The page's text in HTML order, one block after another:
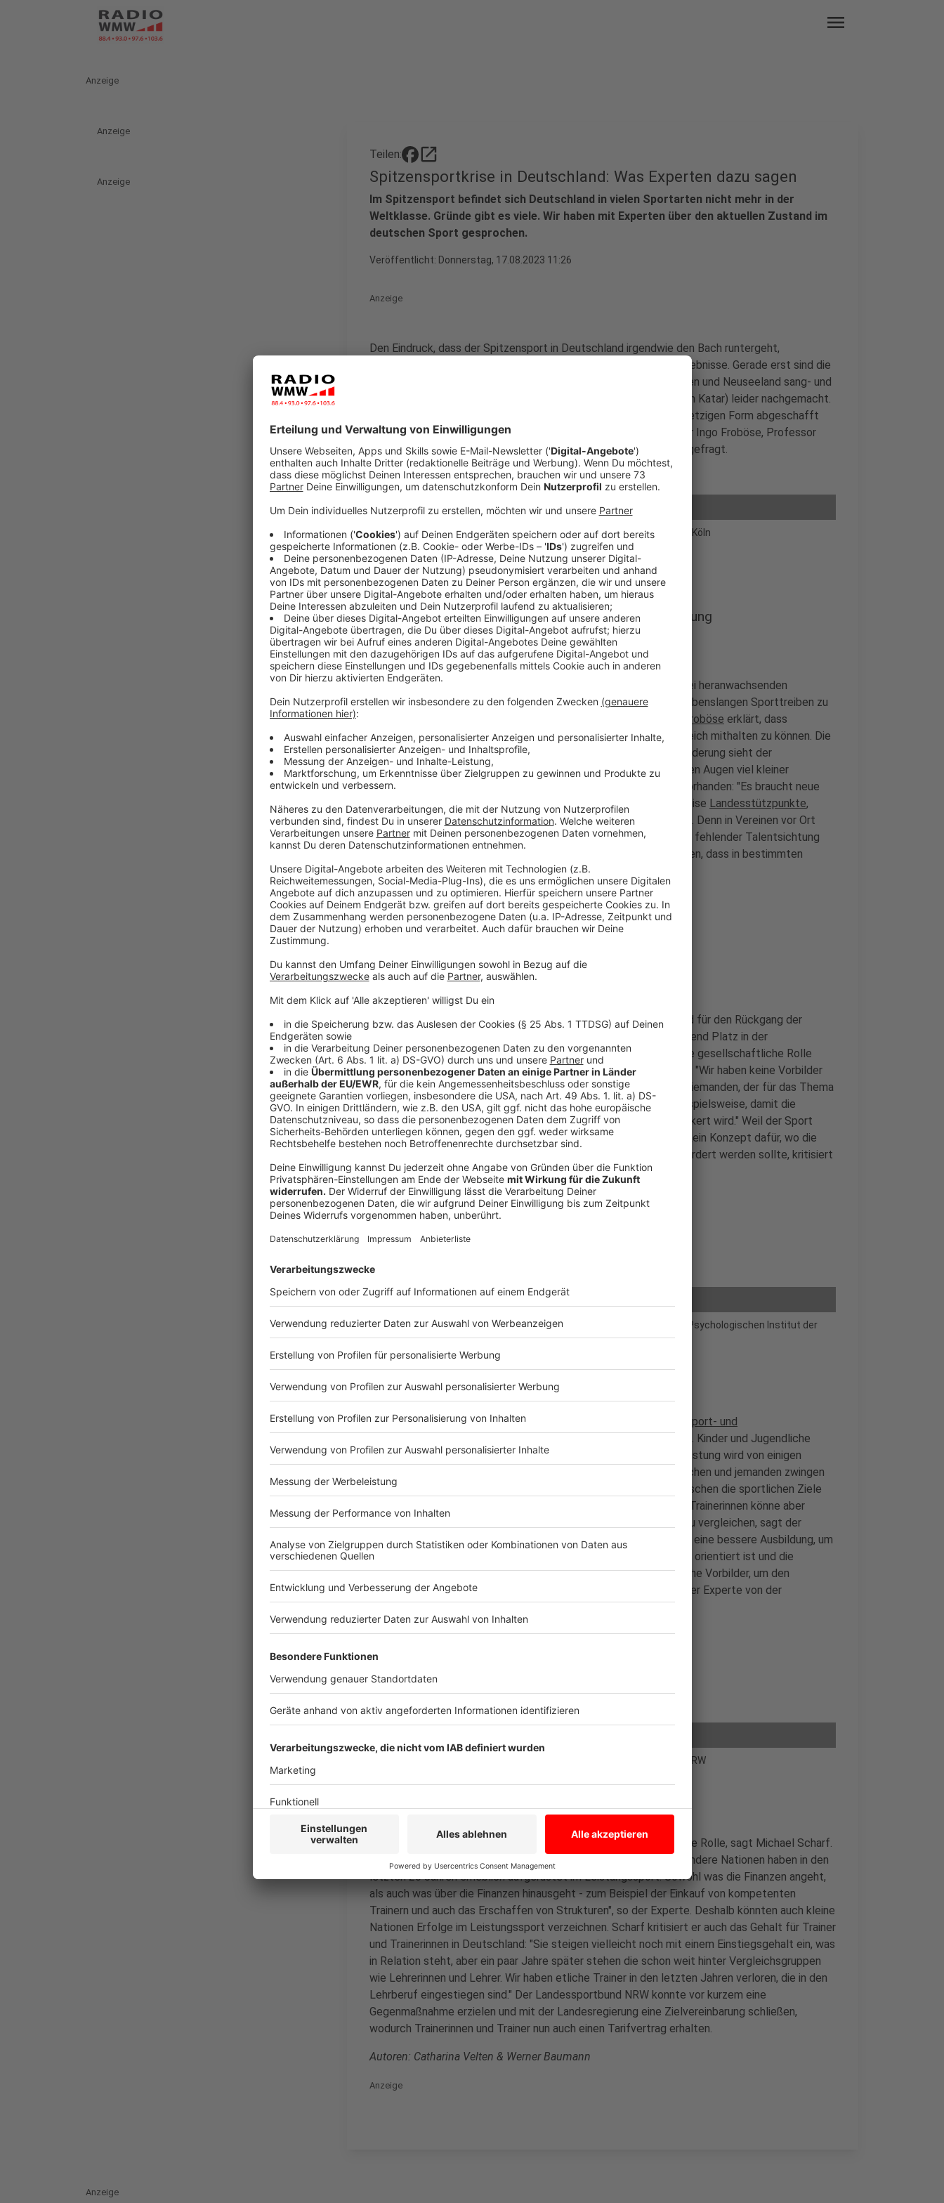
menu
Anzeige
Anzeige
Anzeige
Teilen: open_in_new
Spitzensportkrise in Deutschland: Was Experten dazu sagen
Im Spitzensport befindet sich Deutschland in vielen Sportarten nicht mehr in der
Weltklasse. Gründe gibt es viele. Wir haben mit Experten über den aktuellen Zustand im
deutschen Sport gesprochen.
Veröffentlicht: Donnerstag, 17.08.2023 11:26
Anzeige
Den Eindruck, dass der Spitzensport in Deutschland irgendwie den Bach runtergeht,
bekommen wir nicht weg. Es fehlen die Ergebnisse und Erfolgserlebnisse. Gerade erst sind die
deutschen Fussball-Frauen bei der Weltmeisterschaft in Australien und Neuseeland sang- und
klanglos ausgeschieden und haben es den Männern (WM in 2022 in Katar) leider nachgemacht.
An den Schulen - so hört man - sollen Bundesjugendspiele in der jetzigen Form abgeschafft
werden. Gibt es da einen größeren Zusammenhang? Das haben wir Ingo Froböse, Professor
und Sportmediziner an der Sporthochschule Köln - exemplarisch gefragt.
Anzeige
©Sebastian Bahr
Ingo Froböse, Professor und Sportmediziner an der Sporthochschule Köln
Anzeige
Ingo Froböse kritisiert die deutsche Nachwuchsförderung
Anzeige
Im Breitensport beobachtet Froböse, dass in "vielen Bereichen bei heranwachsenden
Menschen die Leistung herausgenommen wird, um sie zu einem lebenslangen Sporttreiben zu
Froböse erklärt, dass
Deutschland kaum noch Talente hervorbringe, um im Ländervergleich mithalten zu können. Die
Entwicklung der vergangenen Jahre im Bereich der Nachwuchsförderung sieht der
Sportwissenschaftler äußerst kritisch. Das Fundament sei in seinen Augen viel kleiner
geworden - oder noch dramatischer ausgerückt: gar nicht mehr vorhanden: "Es braucht neue
Strukturen. Durch die Zentralisierung, damit meine ich beispielsweise Landesstützpunkte,
wurde den Vereinen viel genommen. Das halte ich für völlig falsch. Denn in Vereinen vor Ort
weiß man, wie ein Athlet lebt und gefördert werden muss." Neben fehlender Talentsichtung
würden auch geschlossene Schwimmbäder oder Hallen dazu führen, dass in bestimmten
Sportarten kaum Nachwuchs vorhanden sei.
Anzeige
Anzeige
Sportexperte Froböse sieht noch einen weiteren möglichen Grund für den Rückgang der
sportlichen Erfolge: Sport bekomme generell nicht mehr ausreichend Platz in der
Öffentlichkeit und in derPolitik. Sport müsse wieder eine zentrale gesellschaftliche Rolle
spielen, wünscht sich der Professor an der Sporthochschule Köln: "Wir haben keine Vorbilder
mehr, wir haben keine Testimonials mehr. Wir haben in der Politik niemanden, der für das Thema
Sport steht. Deswegen wünsche ich mir ein Sportministerium beispielsweise, damit die
Bedeutung des Sports klar und deutlich in der Gesellschaft verankert wird." Weil der Sport
gesellschaftlich also nur eine Nebenrolle spiele, gebe es aktuell kein Konzept dafür, wo die
Interessen bei jungen Menschen liegen und welche Sportart gefördert werden sollte, kritisiert
Froböse.
Anzeige
Anzeige
© Deutsche Sporthochschule Köln
Jens Kleinert, Professor für Sport- und Gesundheitspsychologie am Psychologischen Institut der
Deutschen Sporthochschule Köln
Anzeige
Grundlegende Probleme sieht auch
Jens Kleinert, Professor für Sport- und
an der Deutschen Sporthochschule Köln. Kinder und Jugendliche
würden nicht wirklich motiviert werden, Leistung zu erbringen. "Leistung wird von einigen
Menschen ein bisschen negativ behaftet. Im Sinne von Druck machen und jemanden zwingen
etwas zu tun", kritisiert Kleinert. Wichtig sei zwar, dass junge Menschen die sportlichen Ziele
auch selbst erreichen wollen, Motivation von Eltern, Trainern und Trainerinnen könne aber
helfen. Dabei sollte man aber vermeiden, die Kinder miteinander zu vergleichen, sagt der
Psychologe: "Da brauchen Trainer und Trainerinnen vielleicht noch eine bessere Ausbildung, um
eine Betreuung zu entwickeln, die ein bisschen mehr am Einzelnen orientiert ist und die
Einzelentwicklung im Vordergrund sieht." Ideal seien auch sportliche Vorbilder, um den
Leistungsgedanken zu stärken und Orientierung zu schaffen, so der Experte von der
Sporthochschule Köln.
Anzeige
Es fehlt an Geld
Anzeige
Michael Scharf, Direktor für Leistungssport beim Landessportbund NRW
Und wie immer spielt auch die Finanzierung eine ausschlaggebende Rolle, sagt Michael Scharf.
Er ist Direktor für Leistungssport beim
. "Andere Nationen haben in den
letzten 20 Jahren erheblich aufgerüstet im Leistungssport. Sowohl was die Finanzen angeht,
als auch was über die Finanzen hinausgeht - zum Beispiel der Einkauf von kompetenten
Trainern und auch das Erschaffen von Strukturen", so der Experte. Deshalb könnten auch kleine
Nationen Erfolge im Leistungssport verzeichnen. Scharf kritisiert er auch das Gehalt für Trainer
und Trainerinnen in Deutschland: "Sie steigen vielleicht noch mit einem Einstiegsgehalt ein, was
in Relation steht, aber ein paar Jahre später stehen die schon weit hinter Vergleichsgruppen
wie Lehrerinnen und Lehrer. Wir haben etliche Trainer in den letzten Jahren verloren, die in den
Lehrberuf eingestiegen sind." Der Landessportbund NRW konnte vor kurzem eine
Gegenmaßnahme erzielen und mit der Landesregierung eine Zielvereinbarung schließen,
wodurch Trainerinnen und Trainer nun auch einen Tarifvertrag erhalten.
Autoren: Catharina Velten & Werner Baumann
Anzeige
Anzeige